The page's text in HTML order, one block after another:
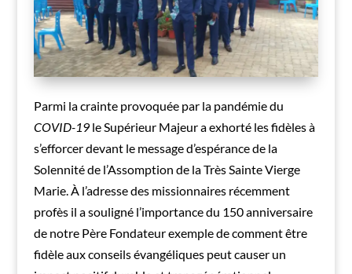
Parmi la crainte provoquée par la pandémie du
COVID-19 le Supérieur Majeur a exhorté les fidèles à
s’efforcer devant le message d’espérance de la
Solennité de l’Assomption de la Très Sainte Vierge
Marie. À l’adresse des missionnaires récemment
profès il a souligné l’importance du 150 anniversaire
de notre Père Fondateur exemple de comment être
fidèle aux conseils évangéliques peut causer un